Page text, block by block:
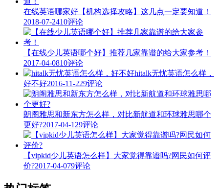
在线英语哪家好【机构选择攻略】这几点一定要知道！
2018-07-2410评论
【在线少儿英语哪个好】推荐几家靠谱的给大家参考！
2017-04-0810评论
hitalk无忧英语怎么样，
好不好2016-11-229评论
朗阁雅思和新东方怎么样，对比新航道和环球雅思哪个
更好?2017-04-129评论
【vipkid少儿英语怎么样】大家觉得靠谱吗?网民如何评
价?2017-04-079评论